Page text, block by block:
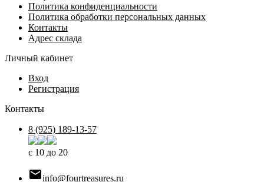
Политика конфиденциальности
Политика обработки персональных данных
Контакты
Адрес склада
Личный кабинет
Вход
Регистрация
Контакты
8 (925) 189-13-57
с 10 до 20
info@fourtreasures.ru